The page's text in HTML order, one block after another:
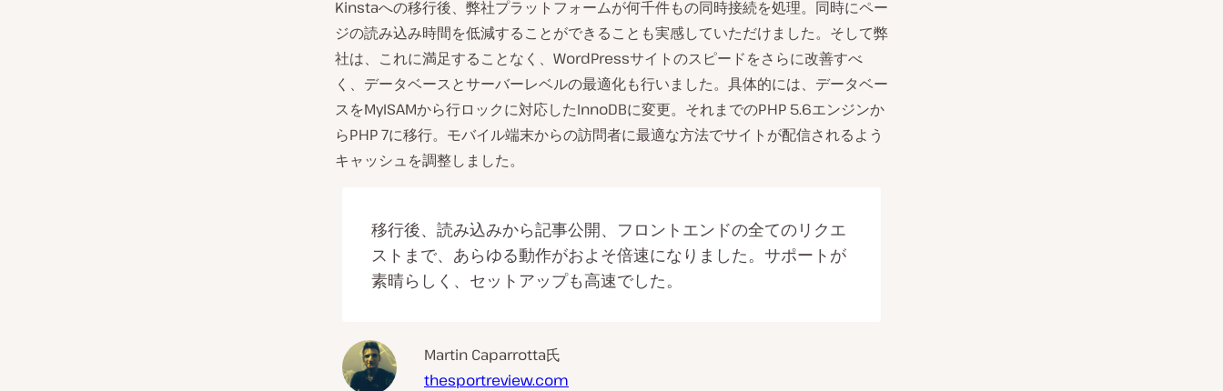
Kinstaへの移行後、弊社プラットフォームが何千件もの同時接続を処理。同時にペー
ジの読み込み時間を低減することができることも実感していただけました。そして弊
社は、これに満足することなく、WordPressサイトのスピードをさらに改善すべ
く、データベースとサーバーレベルの最適化も行いました。具体的には、データベー
スをMyISAMから行ロックに対応したInnoDBに変更。それまでのPHP 5.6エンジンか
らPHP 7に移行。モバイル端末からの訪問者に最適な方法でサイトが配信されるよう
キャッシュを調整しました。
移行後、読み込みから記事公開、フロントエンドの全てのリクエ
ストまで、あらゆる動作がおよそ倍速になりました。サポートが
素晴らしく、セットアップも高速でした。
Martin Caparrotta氏
thesportreview.com